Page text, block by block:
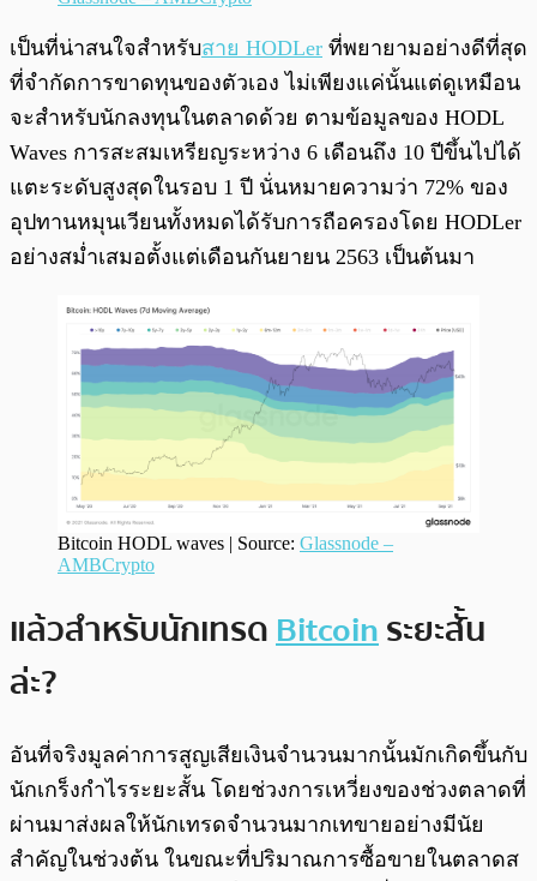
เป็นที่น่าสนใจสำหรับสาย HODLer ที่พยายามอย่างดีที่สุด
ที่จำกัดการขาดทุนของตัวเอง ไม่เพียงแค่นั้นแต่ดูเหมือน
จะสำหรับนักลงทุนในตลาดด้วย ตามข้อมูลของ HODL
Waves การสะสมเหรียญระหว่าง 6 เดือนถึง 10 ปีขึ้นไปได้
แตะระดับสูงสุดในรอบ 1 ปี นั่นหมายความว่า 72% ของ
อุปทานหมุนเวียนทั้งหมดได้รับการถือครองโดย HODLer
อย่างสม่ำเสมอตั้งแต่เดือนกันยายน 2563 เป็นต้นมา
Bitcoin HODL waves | Source: Glassnode –
AMBCrypto
แล้วสำหรับนักเทรดBitcoinระยะสั้น
ล่ะ?
อันที่จริงมูลค่าการสูญเสียเงินจำนวนมากนั้นมักเกิดขึ้นกับ
นักเกร็งกำไรระยะสั้น โดยช่วงการเหวี่ยงของช่วงตลาดที่
ผ่านมาส่งผลให้นักเทรดจำนวนมากเทขายอย่างมีนัย
สำคัญในช่วงต้น ในขณะที่ปริมาณการซื้อขายในตลาดส